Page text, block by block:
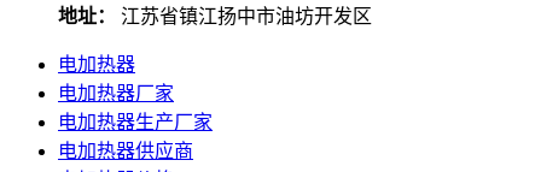
地址：
江苏省镇江扬中市油坊开发区
电加热器
电加热器厂家
电加热器生产厂家
电加热器供应商